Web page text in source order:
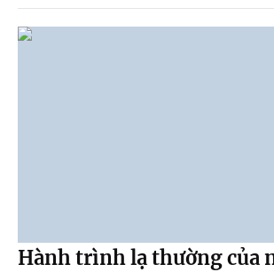
Hành trình lạ thường của